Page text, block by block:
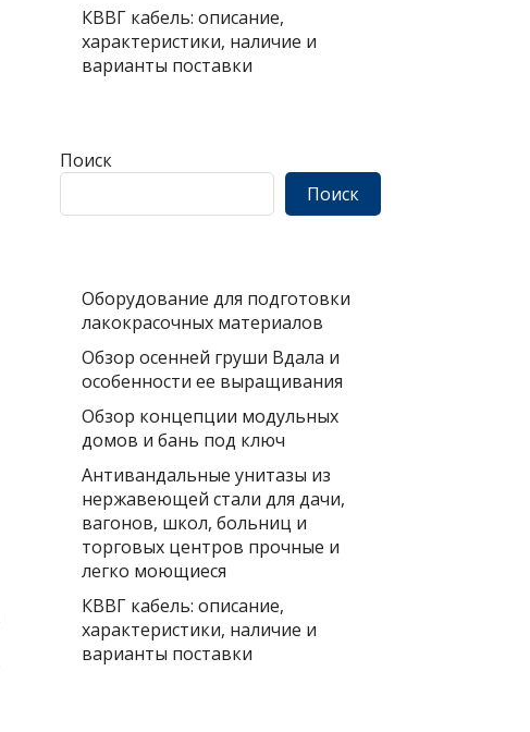
КВВГ кабель: описание,
характеристики, наличие и
варианты поставки
Поиск
Поиск
Оборудование для подготовки
лакокрасочных материалов
Обзор осенней груши Вдала и
особенности ее выращивания
Обзор концепции модульных
домов и бань под ключ
Антивандальные унитазы из
нержавеющей стали для дачи,
вагонов, школ, больниц и
торговых центров прочные и
легко моющиеся
КВВГ кабель: описание,
характеристики, наличие и
варианты поставки